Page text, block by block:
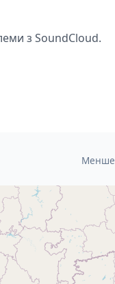
з SoundCloud.
Менше